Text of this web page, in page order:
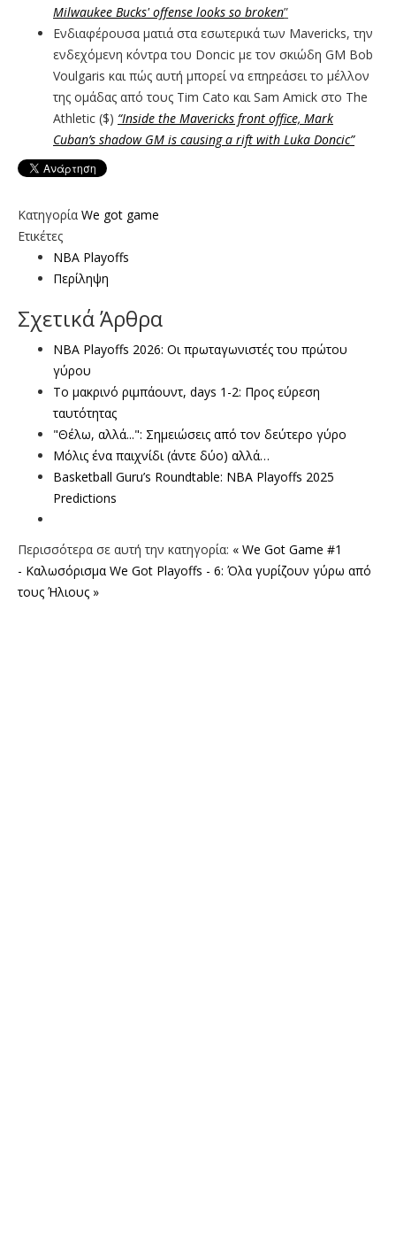
Milwaukee Bucks' offense looks so broken”
Ενδιαφέρουσα ματιά στα εσωτερικά των Mavericks, την
ενδεχόμενη κόντρα του Doncic με τον σκιώδη GM Bob
Voulgaris και πώς αυτή μπορεί να επηρεάσει το μέλλον
της ομάδας από τους Tim Cato και Sam Amick στο The
Athletic ($) “Inside the Mavericks front office, Mark
Cuban’s shadow GM is causing a rift with Luka Doncic”
Κατηγορία We got game
Ετικέτες
NBA Playoffs
Περίληψη
Σχετικά Άρθρα
NBA Playoffs 2026: Οι πρωταγωνιστές του πρώτου
γύρου
To μακρινό ριμπάουντ, days 1-2: Προς εύρεση
ταυτότητας
"Θέλω, αλλά...": Σημειώσεις από τον δεύτερο γύρο
Μόλις ένα παιχνίδι (άντε δύο) αλλά…
Basketball Guru’s Roundtable: NBA Playoffs 2025
Predictions
Περισσότερα σε αυτή την κατηγορία: « We Got Game #1
- Καλωσόρισμα We Got Playoffs - 6: Όλα γυρίζουν γύρω από
τους Ήλιους »